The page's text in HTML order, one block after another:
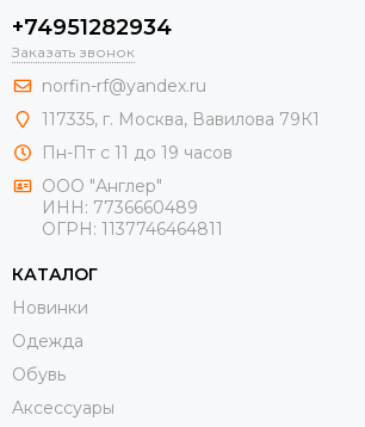
+74951282934
Заказать звонок
norfin-rf@yandex.ru
117335, г. Москва, Вавилова 79К1
Пн-Пт с 11 до 19 часов
ООО "Англер"
ИНН: 7736660489
ОГРН: 1137746464811
КАТАЛОГ
Новинки
Одежда
Обувь
Aксессуары